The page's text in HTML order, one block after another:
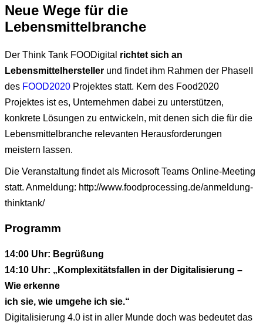
Neue Wege für die
Lebensmittelbranche
Der Think Tank FOODigital richtet sich an
Lebensmittelhersteller und findet ihm Rahmen der PhaseII
des FOOD2020 Projektes statt. Kern des Food2020
Projektes ist es, Unternehmen dabei zu unterstützen,
konkrete Lösungen zu entwickeln, mit denen sich die für die
Lebensmittelbranche relevanten Herausforderungen
meistern lassen.
Die Veranstaltung findet als Microsoft Teams Online-Meeting
statt. Anmeldung: http://www.foodprocessing.de/anmeldung-
thinktank/
Programm
14:00 Uhr: Begrüßung
14:10 Uhr: „Komplexitätsfallen in der Digitalisierung –
Wie erkenne
ich sie, wie umgehe ich sie.“
Digitalisierung 4.0 ist in aller Munde doch was bedeutet das